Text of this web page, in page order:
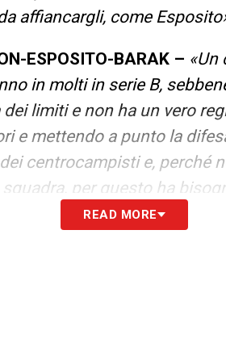
affiancargli, come Esposito
ESPOSITO-BARAK – «Un
in molti in serie B,
limiti e non ha un vero
e mettendo a punto la
centrocampisti e, perché
per questo ha
la dirigenza ha
READ MORE